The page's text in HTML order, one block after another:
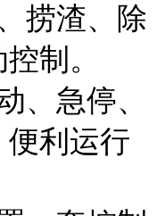
捞渣、除
制。
、急停、
利运行